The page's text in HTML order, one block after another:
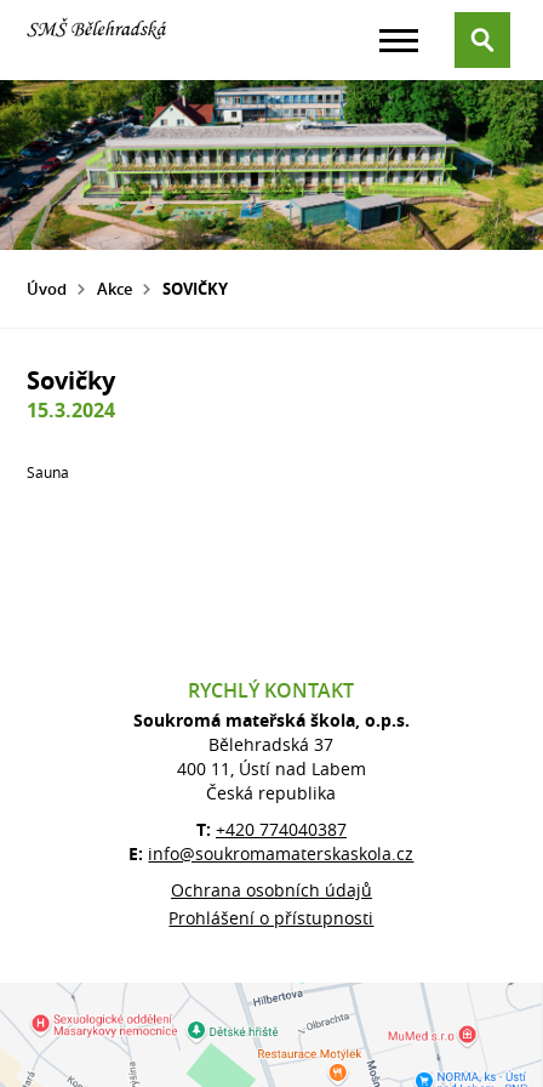
Úvod Akce SOVIČKY
Sovičky
15.3.2024
Sauna
RYCHLÝ KONTAKT
Soukromá mateřská škola, o.p.s.
Bělehradská 37
400 11, Ústí nad Labem
Česká republika
T: +420 774040387
E: info@soukromamaterskaskola.cz
Ochrana osobních údajů
Prohlášení o přístupnosti